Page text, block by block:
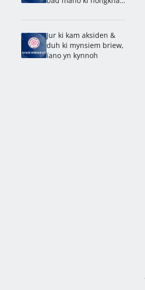
Jur ki kam aksiden &
duh ki mynsiem briew,
ïano yn kynnoh